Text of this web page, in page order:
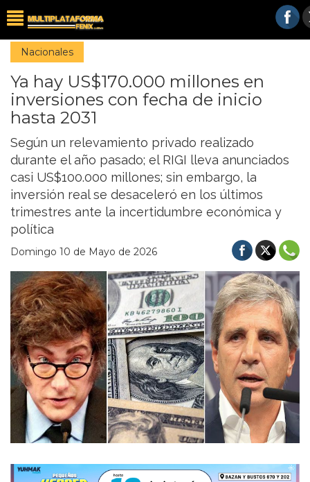
Nacionales
Ya hay US$170.000 millones en
inversiones con fecha de inicio
hasta 2031
Según un relevamiento privado realizado
durante el año pasado; el RIGI lleva anunciados
casi US$100.000 millones; sin embargo, la
inversión real se desaceleró en los últimos
trimestres ante la incertidumbre económica y
política
Domingo 10 de Mayo de 2026